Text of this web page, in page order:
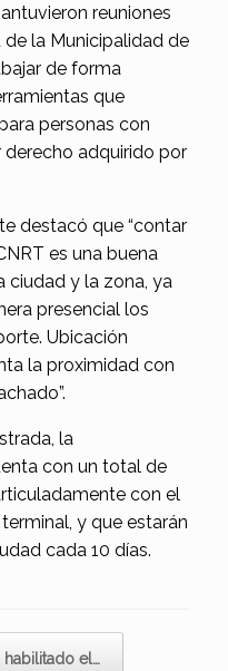
reuniones
la Municipalidad de
de forma
que
personas con
adquirido por
destacó que “contar
es una buena
ciudad y la zona, ya
presencial los
Ubicación
la proximidad con
la
con un total de
con el
y que estarán
cada 10 días.
habilitado el…